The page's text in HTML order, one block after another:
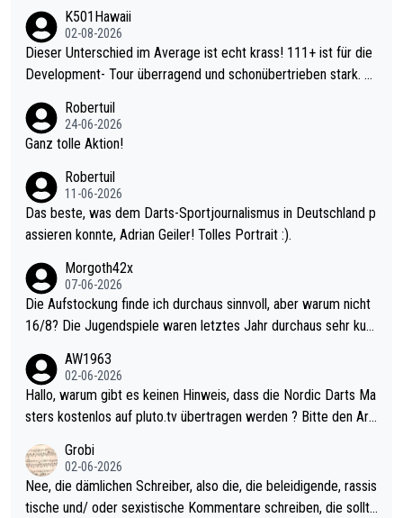
K501Hawaii
02-08-2026
Dieser Unterschied im Average ist echt krass! 111+ ist für die
Development- Tour überragend und schonübertrieben stark. U
mal 40+ erst recht. Da gewinnst keinen Blumentopf - ist ja noc
h krasser wie ein Pokalspiel eines Kreisligisten vs einem Bund
Robertuil
24-06-2026
Ganz tolle Aktion!
Robertuil
11-06-2026
Das beste, was dem Darts-Sportjournalismus in Deutschland p
assieren konnte, Adrian Geiler! Tolles Portrait :).
Morgoth42x
07-06-2026
Die Aufstockung finde ich durchaus sinnvoll, aber warum nicht
16/8? Die Jugendspiele waren letztes Jahr durchaus sehr kurz
Allerdings ist Mitchell Lawrie als Nummer 1 der Welt eh qualifi
ziert. Somit ändert die automatische Qualifikation des Weltmei
sters erstmal nichts. Ich denke sie wollen damit für nächstes J
ohl wenig WDF Turniere spielen. Dies war bei Archie Self letzt
es Jahr der Fall. Er musste als amtierender Weltmeister durch
den Qualifier und ich glaube kaum, dass Mitchel sich das (in Ve
AW1963
02-06-2026
Hallo, warum gibt es keinen Hinweis, dass die Nordic Darts Ma
sters kostenlos auf pluto.tv übertragen werden ? Bitte den Arti
Grobi
02-06-2026
Nee, die dämlichen Schreiber, also die, die beleidigende, rassis
tische und/ oder sexistische Kommentare schreiben, die sollte